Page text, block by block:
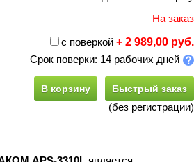
На заказ
с поверкой + 2 989,00 руб.
Срок поверки: 14 рабочих дней
В корзину Быстрый заказ
(без регистрации)